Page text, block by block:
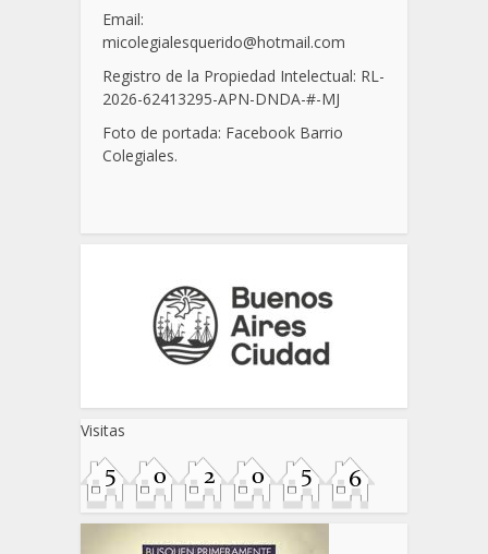
Email:
micolegialesquerido@hotmail.com
Registro de la Propiedad Intelectual: RL-
2026-62413295-APN-DNDA-#-MJ
Foto de portada: Facebook Barrio
Colegiales.
Visitas